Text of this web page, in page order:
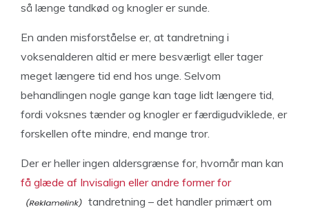
så længe tandkød og knogler er sunde.
En anden misforståelse er, at tandretning i
voksenalderen altid er mere besværligt eller tager
meget længere tid end hos unge. Selvom
behandlingen nogle gange kan tage lidt længere tid,
fordi voksnes tænder og knogler er færdigudviklede, er
forskellen ofte mindre, end mange tror.
Der er heller ingen aldersgrænse for, hvornår man kan
få glæde af Invisalign eller andre former for
tandretning – det handler primært om